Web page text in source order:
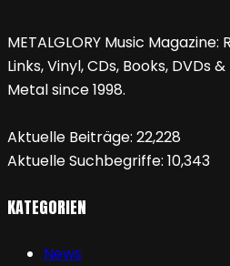
METALGLORY Music
Links, Vinyl, CDs, Books, DVDs
Metal since 1998.
Aktuelle Beiträge: 22,228
Aktuelle Suchbegriffe: 10,343
KATEGORIEN
News